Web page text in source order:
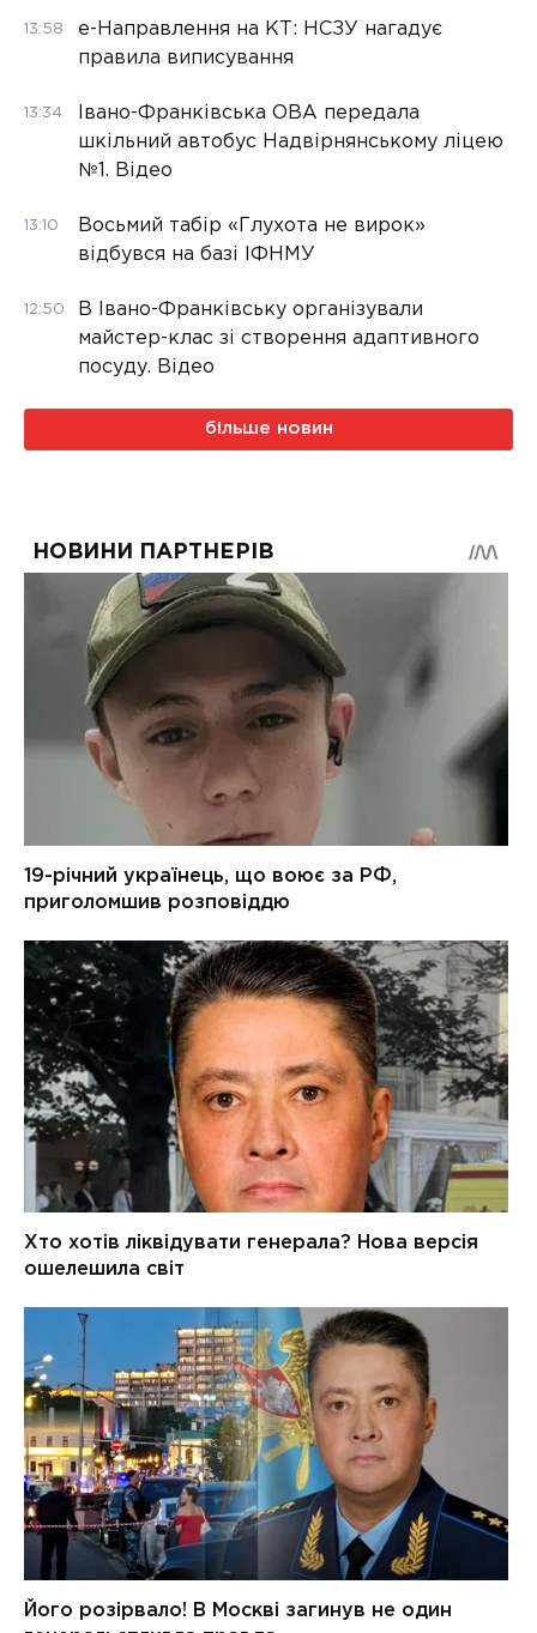
13:58
е-Направлення на КТ: НСЗУ нагадує
правила виписування
13:34
Івано-Франківська ОВА передала
шкільний автобус Надвірнянському ліцею
№1. Відео
13:10
Восьмий табір «Глухота не вирок»
відбувся на базі ІФНМУ
12:50
В Івано-Франківську організували
майстер-клас зі створення адаптивного
посуду. Відео
більше новин